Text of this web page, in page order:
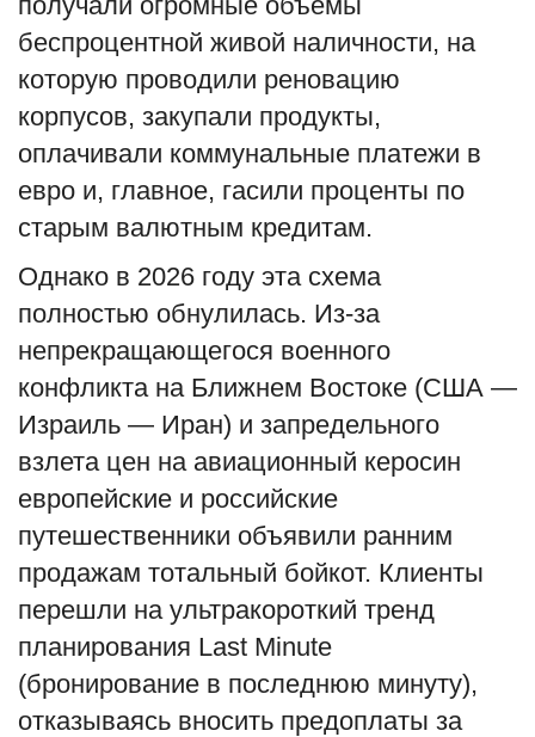
беспроцентной живой наличности, на
которую проводили реновацию
корпусов, закупали продукты,
оплачивали коммунальные платежи в
евро и, главное, гасили проценты по
старым валютным кредитам.
Однако в 2026 году эта схема
полностью обнулилась. Из-за
непрекращающегося военного
конфликта на Ближнем Востоке (США —
Израиль — Иран) и запредельного
взлета цен на авиационный керосин
европейские и российские
путешественники объявили ранним
продажам тотальный бойкот. Клиенты
перешли на ультракороткий тренд
планирования Last Minute
(бронирование в последнюю минуту),
отказываясь вносить предоплаты за